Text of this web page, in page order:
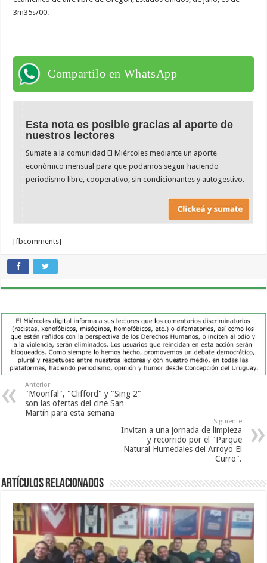
3m35s/00.
Compartilo en WhatsApp
Esta nota es posible gracias al aporte de
nuestros lectores
Sumate a la comunidad El Miércoles mediante un aporte
económico mensual para que podamos seguir haciendo
periodismo libre, cooperativo, sin condicionantes y autogestivo.
[fbcomments]
Anterior
"Moonfal", "Clifford" y "Sing 2"
son las ofertas del cine San
Martín para esta semana
Siguiente
Invitan a una jornada de limpieza
y recorrido por el "Parque
Natural Humedales del Arroyo El
Curro".
Artículos Relacionados